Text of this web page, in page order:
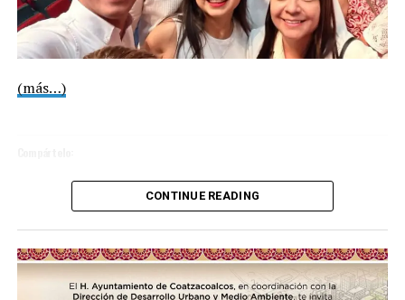
(más…)
Me gusta esto:
CONTINUE READING